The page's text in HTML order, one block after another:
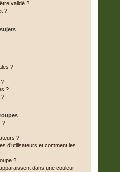
validé ?
?
?
?
?
?
?
?
d’utilisateurs et comment les
?
dans une couleur